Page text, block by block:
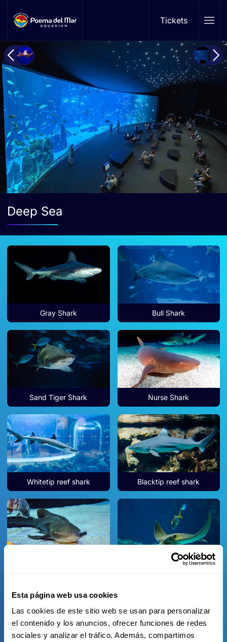
Esta página web usa cookies
Las cookies de este sitio web se usan para personalizar
el contenido y los anuncios, ofrecer funciones de redes
sociales y analizar el tráfico. Además, compartimos
Skip to main content Tickets
Deep Sea
Gray Shark Bull Shark
Sand Tiger Shark Nurse Shark
Whitetip reef shark Blacktip reef shark